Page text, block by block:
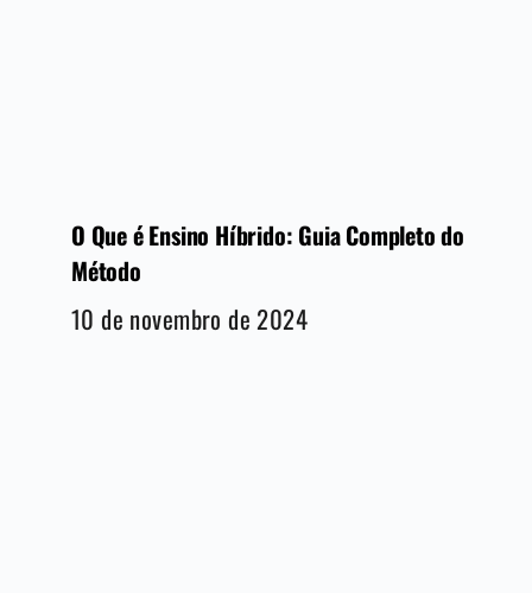
O Que é Ensino Híbrido: Guia Completo do
Método
10 de novembro de 2024